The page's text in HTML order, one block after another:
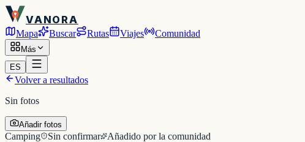
VANORA
Mapa Buscar Rutas Viajes Comunidad
Más
ES
Volver a resultados
Sin fotos
Añadir fotos
Camping Sin confirmar Añadido por la comunidad